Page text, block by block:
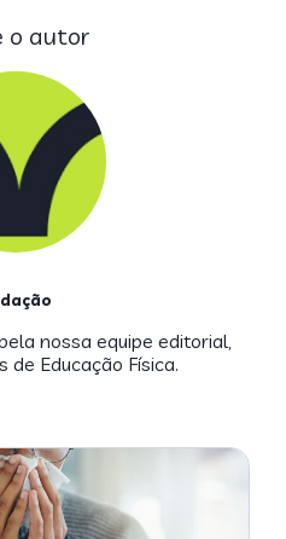
o autor
nossa equipe editorial,
Educação Física.